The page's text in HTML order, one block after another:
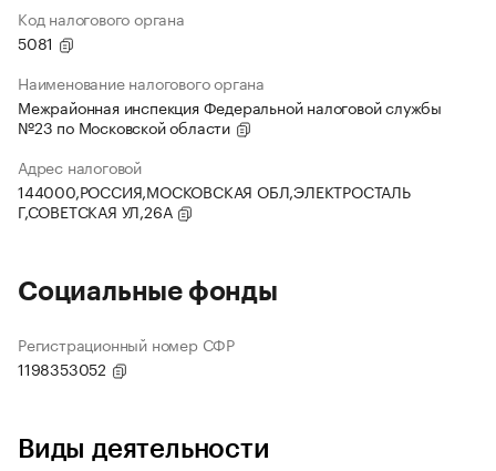
Код налогового органа
5081
Наименование налогового органа
Межрайонная инспекция Федеральной налоговой службы
№23 по Московской области
Адрес налоговой
144000,РОССИЯ,МОСКОВСКАЯ ОБЛ,ЭЛЕКТРОСТАЛЬ
Г,СОВЕТСКАЯ УЛ,26А
Социальные фонды
Регистрационный номер СФР
1198353052
Виды деятельности